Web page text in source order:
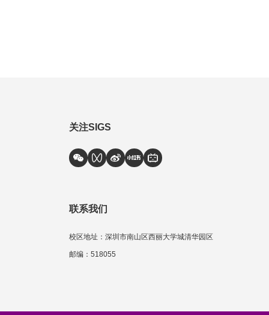
关注SIGS
联系我们
校区地址：深圳市南山区西丽大学城清华园区
邮编：518055